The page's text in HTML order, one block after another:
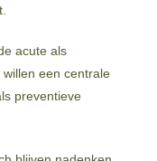
acute als
een centrale
preventieve